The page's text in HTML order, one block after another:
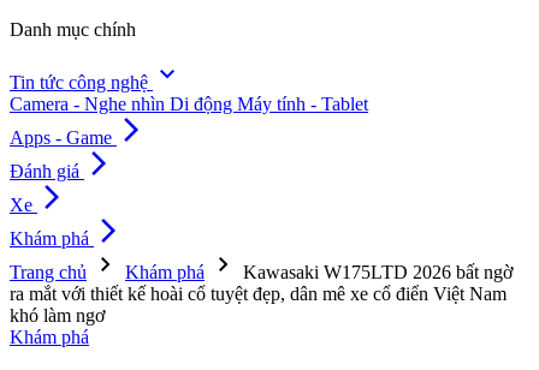
Danh mục chính
Tin tức công nghệ expand_more
Camera - Nghe nhìn Di động Máy tính - Tablet
Apps - Game arrow_forward_ios
Đánh giá arrow_forward_ios
Xe arrow_forward_ios
Khám phá arrow_forward_ios
Trang chủ chevron_right Khám phá chevron_right
Kawasaki W175LTD 2026 bất ngờ
ra mắt với thiết kế hoài cổ tuyệt đẹp, dân mê xe cổ điển Việt Nam
khó làm ngơ
Khám phá